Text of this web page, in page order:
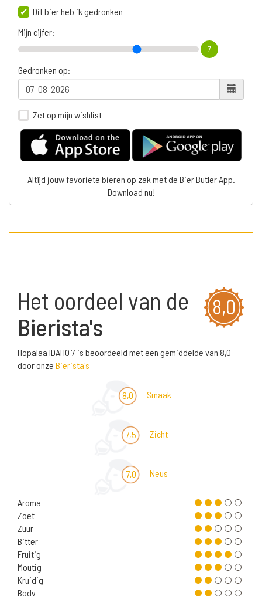
Dit bier heb ik gedronken
Mijn cijfer:
7
Gedronken op:
Zet op mijn wishlist
Altijd jouw favoriete bieren op zak met de Bier Butler App.
Download nu!
8,0
Het oordeel van de
Bierista's
Hopalaa IDAHO 7 is beoordeeld met een gemiddelde van 8,0
door onze Bierista's
8,0 Smaak
7,5 Zicht
7,0 Neus
Aroma
Zoet
Zuur
Bitter
Fruitig
Moutig
Kruidig
Body